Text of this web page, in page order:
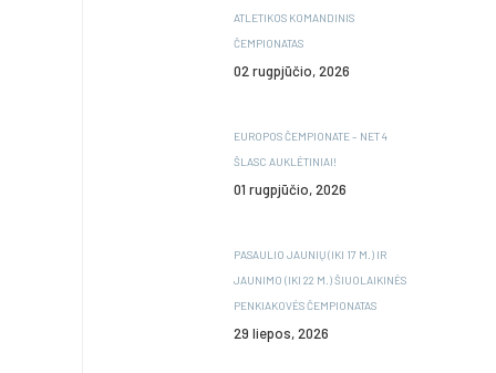
ATLETIKOS KOMANDINIS
ČEMPIONATAS
02 rugpjūčio, 2026
EUROPOS ČEMPIONATE – NET 4
ŠLASC AUKLĖTINIAI!
01 rugpjūčio, 2026
PASAULIO JAUNIŲ (IKI 17 M.) IR
JAUNIMO (IKI 22 M.) ŠIUOLAIKINĖS
PENKIAKOVĖS ČEMPIONATAS
29 liepos, 2026